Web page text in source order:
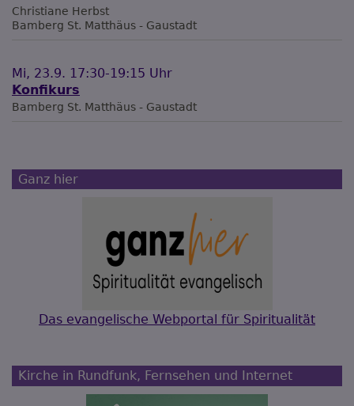
Christiane Herbst
Bamberg St. Matthäus - Gaustadt
Mi, 23.9. 17:30-19:15 Uhr
Konfikurs
Bamberg St. Matthäus - Gaustadt
Ganz hier
Das evangelische Webportal für Spiritualität
Kirche in Rundfunk, Fernsehen und Internet